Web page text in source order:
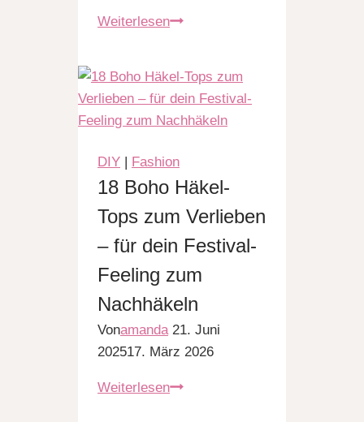
Weiterlesen10
Vision
Board
erstellen,
Anfänger
macht
DIY | Fashion
18 Boho Häkel-
Tops zum Verlieben
– für dein Festival-
Feeling zum
Nachhäkeln
Vonamanda 21. Juni
202517. März 2026
Weiterlesen18